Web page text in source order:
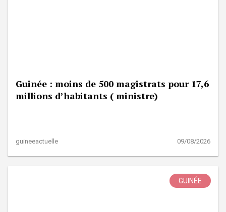
Guinée : moins de 500 magistrats pour 17,6
millions d’habitants ( ministre)
guineeactuelle 09/08/2026
GUINÉE